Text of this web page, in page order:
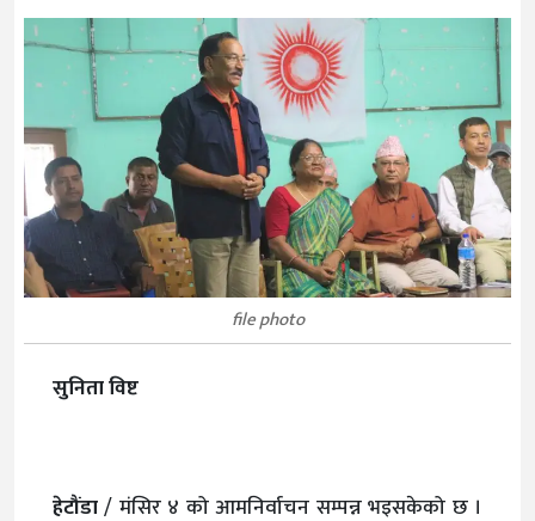
file photo
सुनिता विष्ट
हेटौंडा/ मंसिर ४ को आमनिर्वाचन सम्पन्न भइसकेको छ ।